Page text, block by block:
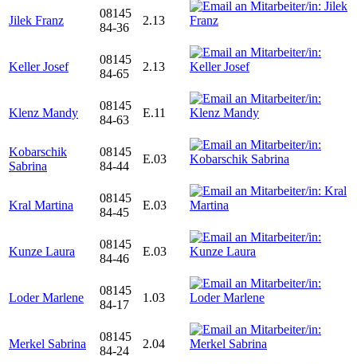
Jilek Franz
08145
84-36
2.13
Keller Josef
08145
84-65
2.13
Klenz Mandy
08145
84-63
E.11
Kobarschik
Sabrina
08145
84-44
E.03
Kral Martina
08145
84-45
E.03
Kunze Laura
08145
84-46
E.03
Loder Marlene
08145
84-17
1.03
Merkel Sabrina
08145
84-24
2.04